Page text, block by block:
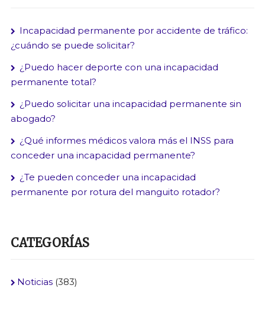
Incapacidad permanente por accidente de tráfico:
¿cuándo se puede solicitar?
¿Puedo hacer deporte con una incapacidad
permanente total?
¿Puedo solicitar una incapacidad permanente sin
abogado?
¿Qué informes médicos valora más el INSS para
conceder una incapacidad permanente?
¿Te pueden conceder una incapacidad
permanente por rotura del manguito rotador?
CATEGORÍAS
Noticias(383)